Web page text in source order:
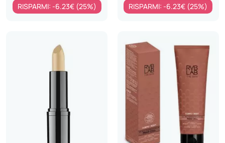
RISPARMI: -6.23€ (25%) RISPARMI: -6.23€ (25%)